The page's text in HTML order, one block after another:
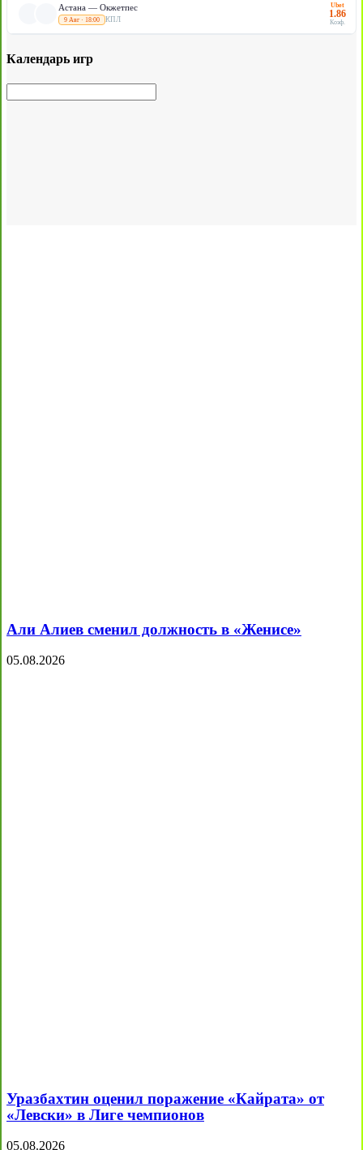
Астана — Окжетпес
9 Авг · 18:00 КПЛ
Ubet
1.86
Коэф.
Календарь игр
Али Алиев сменил должность в «Женисе»
05.08.2026
Уразбахтин оценил поражение «Кайрата» от
«Левски» в Лиге чемпионов
05.08.2026